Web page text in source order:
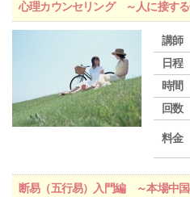
心理カウンセリング ～人に接す
講師
日程
時間
回数
料金
断易（五行易）入門編 ～本場中